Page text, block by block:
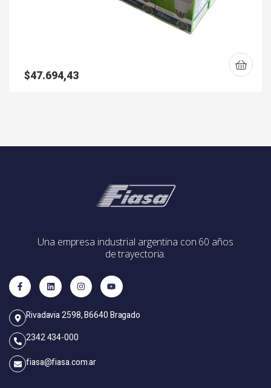
$47.694,43
Una empresa industrial argentina con 60 años
de trayectoria.
Rivadavia 2598, B6640 Bragado
2342 434-000
fiasa@fiasa.com.ar